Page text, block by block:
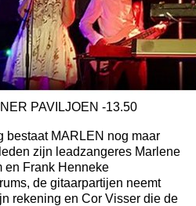
PAVILJOEN -13.50
bestaat MARLEN nog maar
zijn leadzangeres Marlene
en Frank Henneke
de gitaarpartijen neemt
rekening en Cor Visser die de